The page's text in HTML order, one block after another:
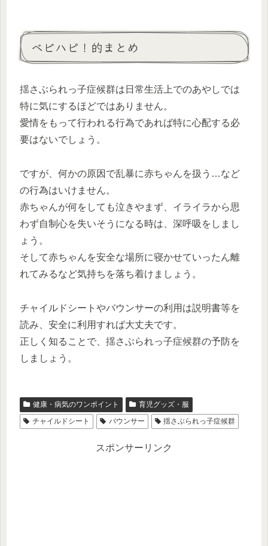
ベビハピ！的まとめ
揺さぶられっ子症候群は日常生活上でのあやしでは
特に気にするほどではありません。
愛情をもって行われる行為であれば特に心配する必
要はないでしょう。
ですが、何かの原因で乱暴に赤ちゃんを扱う…など
の行為はいけません。
赤ちゃんが何をしても泣きやまず、イライラから思
わず自制心を失いそうになる時は、深呼吸をしまし
ょう。
そして赤ちゃんを安全な場所に寝かせていったん離
れてみるなど気持ちを落ち着けましょう。
チャイルドシートやバウンサーの利用は説明書等を
読み、安全に利用すれば大丈夫です。
正しく知ることで、揺さぶられっ子症候群の予防を
しましょう。
健康・病気のワンポイント
育児グッズ・服
チャイルドシート
バウンサー 揺さぶられっ子症候群
スポンサーリンク